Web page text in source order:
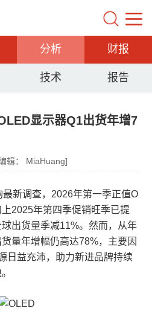
分析 财报
技术 报告
显示器Q1出货年增7
辑： MiaHuang]
新调查，2026年第一季正值O
2025年第四季促销旺季已提
出货量季减11%。然而，从年
量年增幅仍高达78%，主要因
日益充沛，助力新进品牌持续